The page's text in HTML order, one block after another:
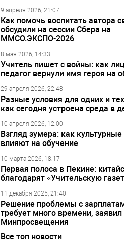
9 апреля 2026, 21:07
Как помочь воспитать автора
обсудили на сессии Сбера на
ММСО.ЭКСПО-2026
8 мая 2026, 14:33
Учитель пишет с войны: как
педагог вернули имя героя на
29 апреля 2026, 22:48
Разные условия для одних и
как сегодня устроена среда в
10 апреля 2026, 12:00
Взгляд зумера: как
влияют на обучение
10 марта 2026, 18:17
Первая полоса в Пекине:
благодарят «Учительскую
11 декабря 2025, 21:40
Решение проблемы с
требует много времени, заявил
Минпросвещения
Все топ новости